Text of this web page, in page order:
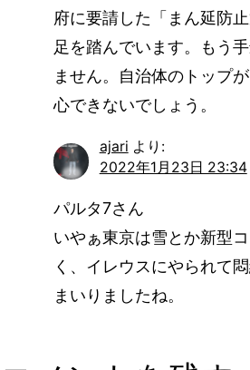
府に要請した「まん延防
足を踏んでいます。もう
ません。自治体のトップ
心できないでしょう。
ajari より:
2022年1月23日 23:34
パルタ7さん
いやぁ東京は雪とか新型
く、イレウスにやられて悶
まいりましたね。